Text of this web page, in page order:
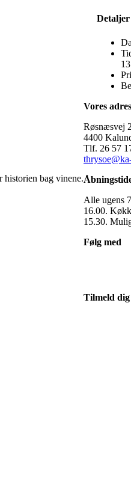
bag vinene.
Detaljer
Vores
Røsnæsvej
4400
Tlf. 26 57
Alle ugens
16.00.
15.30.
Følg med
Tilmeld dig